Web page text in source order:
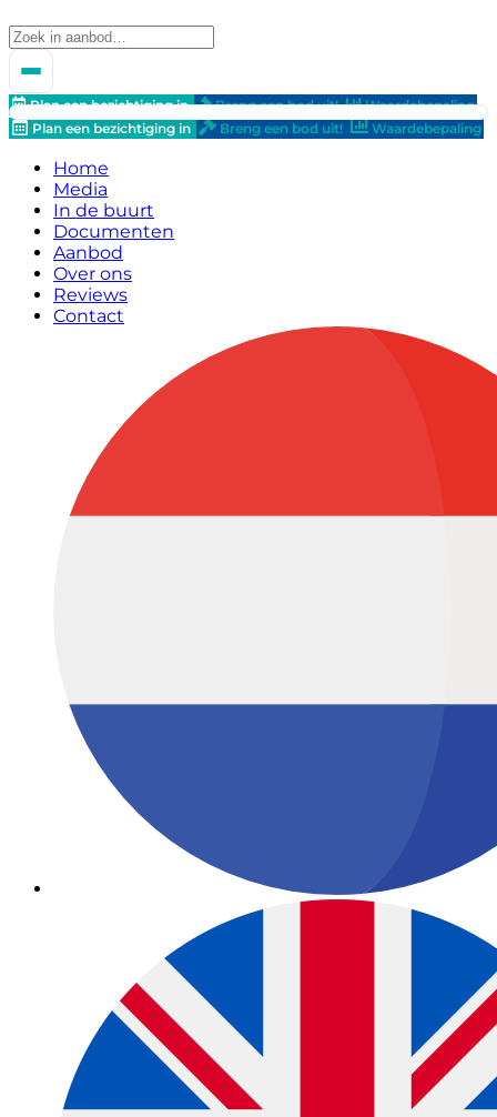
Plan een bezichtiging in Breng een bod uit!
Waardebepaling
Plan een bezichtiging in
Breng een bod uit! Waardebepaling
Home
Media
In de buurt
Documenten
Aanbod
Over ons
Reviews
Contact